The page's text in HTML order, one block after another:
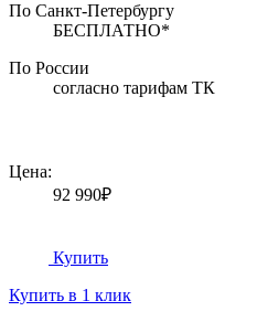
По Санкт-Петербургу
БЕСПЛАТНО*
По России
согласно тарифам ТК
Цена:
92 990₽
Купить
Купить в 1 клик